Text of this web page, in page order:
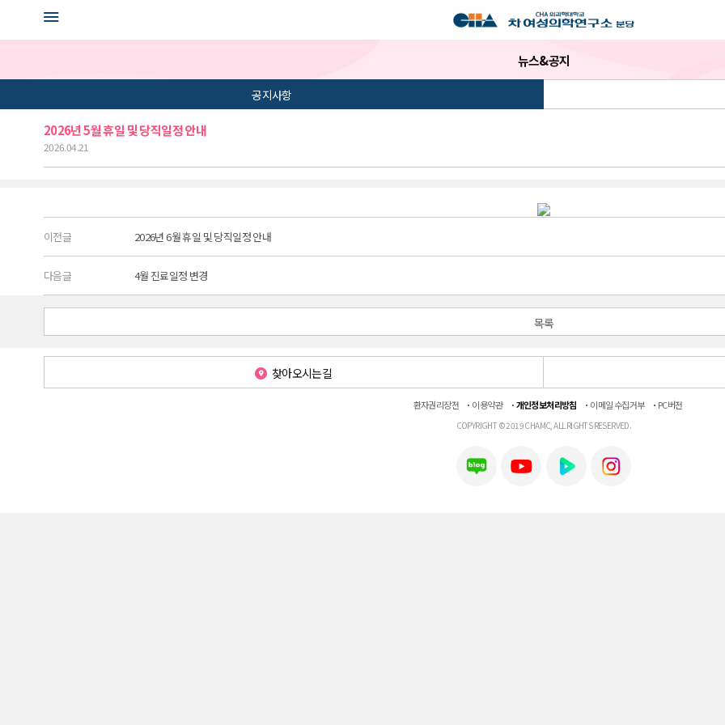
뉴스&공지
공지사항
2026년 5월 휴일 및 당직일정 안내
2026.04.21
이전글 2026년 6월 휴일 및 당직일정 안내
다음글 4월 진료일정 변경
목록
찾아오시는길
환자권리장전 이용약관 개인정보처리방침 이메일 수집거부 PC버전
COPYRIGHT © 2019 CHAMC, ALL RIGHTS RESERVED.